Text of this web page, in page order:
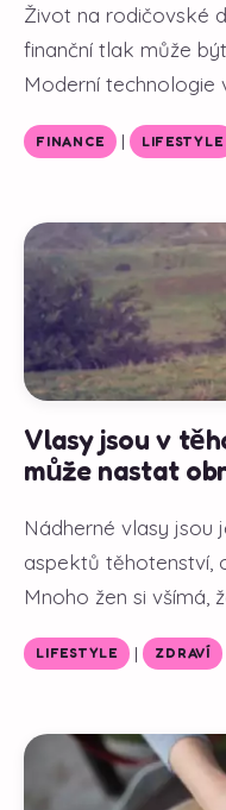
Život na rodičovské
finanční tlak může
Moderní technologie
FINANCE | LIFESTYLE
Vlasy jsou v
může nastat
Nádherné vlasy jsou
aspektů těhotenství,
Mnoho žen si všímá,
LIFESTYLE | ZDRAVÍ